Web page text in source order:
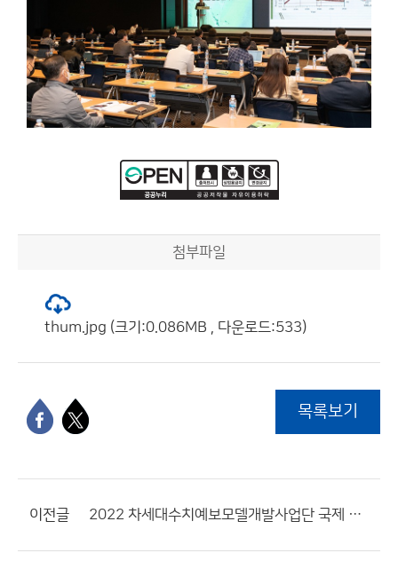
첨부파일
thum.jpg (크기:0.086MB , 다운로드:533)
목록보기
이전글 2022 차세대수치예보모델개발사업단 국제 학술 토론회 개최